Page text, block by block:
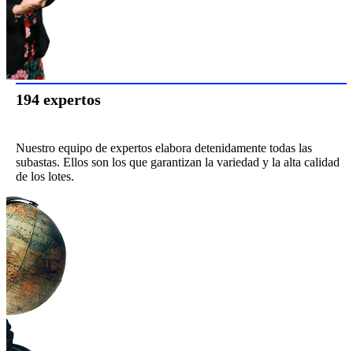
194 expertos
Nuestro equipo de expertos elabora detenidamente todas las
subastas. Ellos son los que garantizan la variedad y la alta calidad
de los lotes.